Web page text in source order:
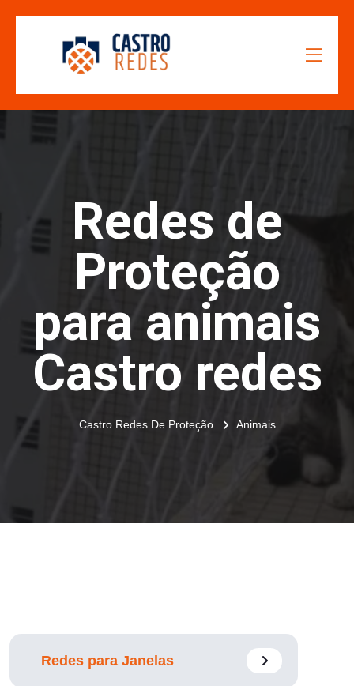
Redes de
Proteção
para animais
Castro redes
Castro Redes De Proteção Animais
Redes para Janelas